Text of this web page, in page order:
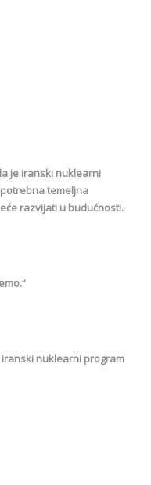
je iranski nuklearni
temeljna
razvijati u budućnosti.
iranski nuklearni program